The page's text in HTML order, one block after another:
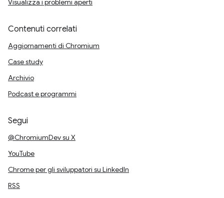
Visualizza i problemi aperti
Contenuti correlati
Aggiornamenti di Chromium
Case study
Archivio
Podcast e programmi
Segui
@ChromiumDev su X
YouTube
Chrome per gli sviluppatori su LinkedIn
RSS